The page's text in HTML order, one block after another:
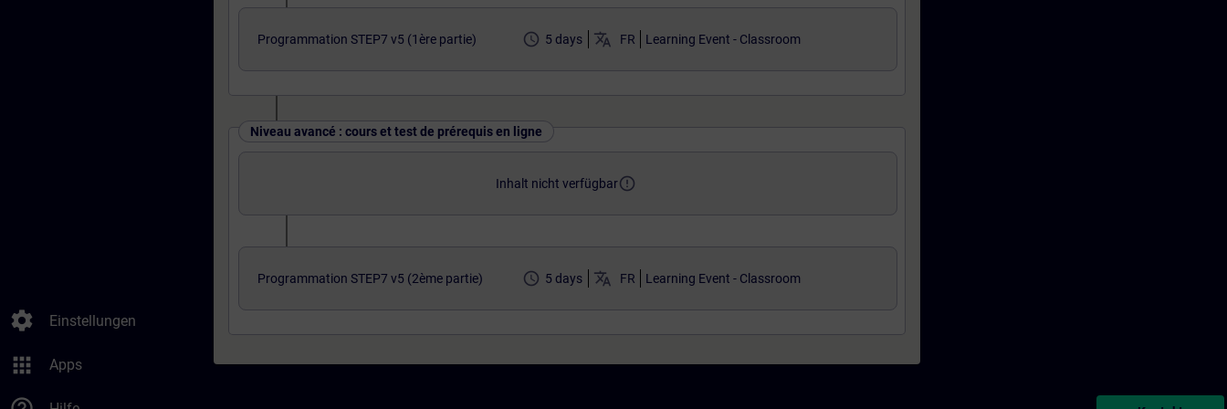
settings Einstellungen
apps Apps
Programmation STEP7 v5 (1ère partie) access_time 5 days translate FR Learning Event - Classroom
Niveau avancé : cours et test de prérequis en ligne
Inhalt nicht verfügbarerror_outline
Programmation STEP7 v5 (2ème partie) access_time 5 days translate FR Learning Event - Classroom